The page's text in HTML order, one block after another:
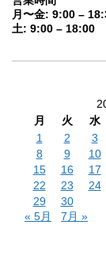
月〜金: 9:00 –
土: 9:00 – 18:00
月
火 水
1
2 3
8
9 10
15
16 17
22
23 24
29
30
« 5月
7月 »